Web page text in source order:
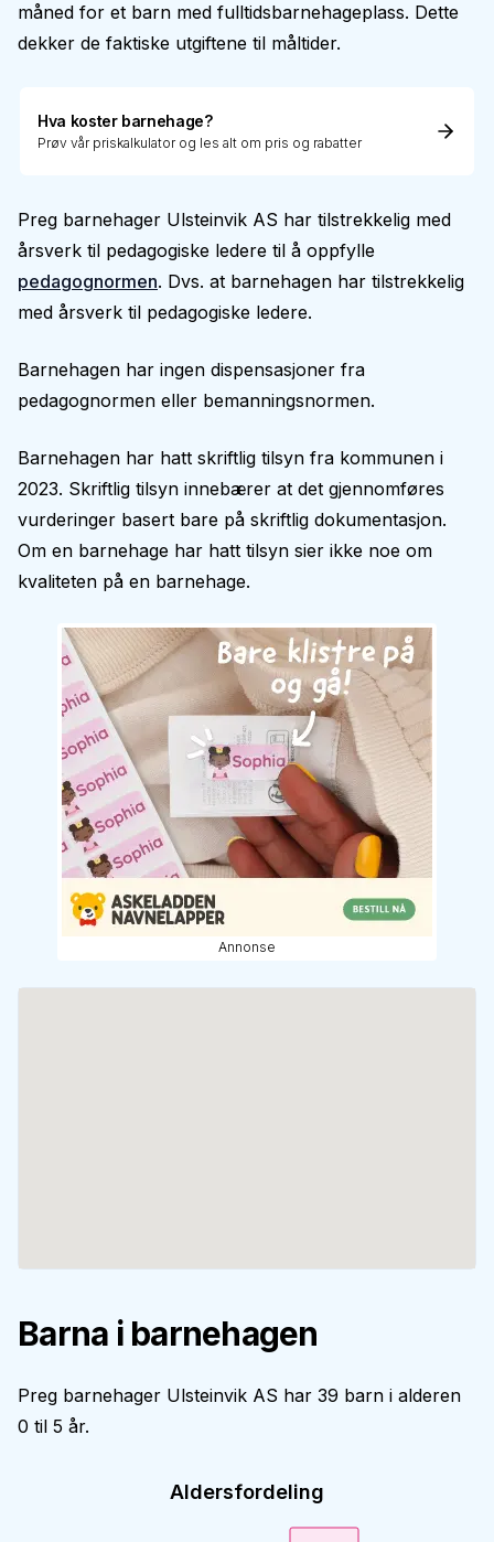
måned for et barn med fulltidsbarnehageplass. Dette
dekker de faktiske utgiftene til måltider.
Hva koster barnehage?
Prøv vår priskalkulator og les alt om pris og rabatter
Preg barnehager Ulsteinvik AS har tilstrekkelig med
årsverk til pedagogiske ledere til å oppfylle
pedagognormen. Dvs. at barnehagen har tilstrekkelig
med årsverk til pedagogiske ledere.
Barnehagen har ingen dispensasjoner fra
pedagognormen eller bemanningsnormen.
Barnehagen har hatt skriftlig tilsyn fra kommunen i
2023. Skriftlig tilsyn innebærer at det gjennomføres
vurderinger basert bare på skriftlig dokumentasjon.
Om en barnehage har hatt tilsyn sier ikke noe om
kvaliteten på en barnehage.
Annonse
Barna i barnehagen
Preg barnehager Ulsteinvik AS har 39 barn i alderen
0 til 5 år.
Aldersfordeling